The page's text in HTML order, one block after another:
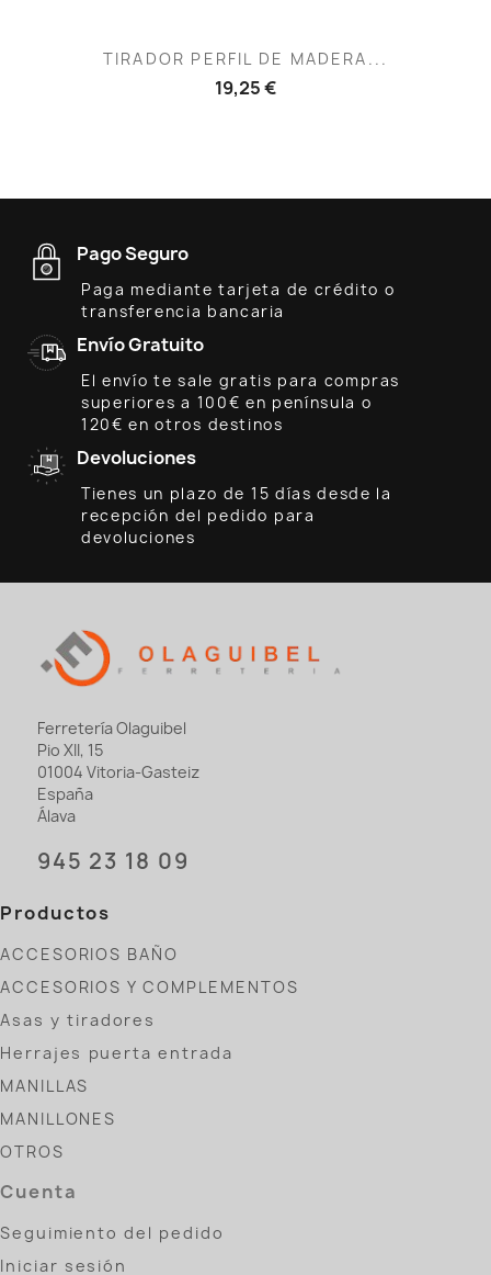
TIRADOR PERFIL DE MADERA...
19,25 €
Pago Seguro
Paga mediante tarjeta de crédito o
transferencia bancaria
Envío Gratuito
El envío te sale gratis para compras
superiores a 100€ en península o
120€ en otros destinos
Devoluciones
Tienes un plazo de 15 días desde la
recepción del pedido para
devoluciones
Ferretería Olaguibel
Pio XII, 15
01004 Vitoria-Gasteiz
España
Álava
945 23 18 09
Productos
ACCESORIOS BAÑO
ACCESORIOS Y COMPLEMENTOS
Asas y tiradores
Herrajes puerta entrada
MANILLAS
MANILLONES
OTROS
Cuenta
Seguimiento del pedido
Iniciar sesión